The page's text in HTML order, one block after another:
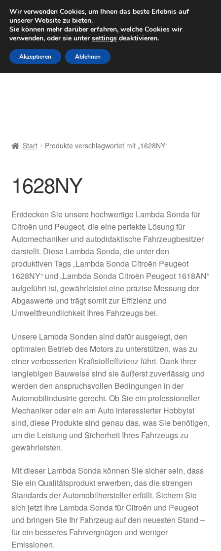
LIEFERUNG ab 6 EUR
Mo–Fr 9–16 Uhr · 0175 7465658
Zur
Navigation
springen
Zum
Inhalt
springen
Datenschutz-Bestimmungen
Impressum
Kasse
Kontakt
Lieferung
Mein Konto
Über uns
Warenkorb
Weltweiter Versand
Zahlungen
Start Produkte verschlagwortet mit „1628NY“
1628NY
Entdecken Sie unsere hochwertige Lambda Sonda für
Citroën und Peugeot, die eine perfekte Lösung für
Automechaniker und autodidaktische Fahrzeugbesitzer
darstellt. Diese Lambda Sonda, die unter den
produktiven Tags „Lambda Sonda Citroën Peugeot
1628NY“ und „Lambda Sonda Citroën Peugeot 1618AN“
aufgeführt ist, gewährleistet eine präzise Messung der
Abgaswerte und trägt somit zur Effizienz und
Umweltfreundlichkeit Ihres Fahrzeugs bei.
Unsere Lambda Sonden sind dafür ausgelegt, den
optimalen Betrieb des Motors zu unterstützen, was zu
einer verbesserten Kraftstoffeffizienz führt. Dank ihrer
langlebigen Bauweise sind sie äußerst zuverlässig und
werden den anspruchsvollen Bedingungen in der
Automobilindustrie gerecht. Ob Sie ein professioneller
Mechaniker oder ein am Auto interessierter Hobbyist
sind, diese Produkte sind genau das, was Sie benötigen,
um die Leistung und Sicherheit Ihres Fahrzeugs zu
gewährleisten.
Mit dieser Lambda Sonda können Sie sicher sein, dass
Sie ein Qualitätsprodukt erwerben, das die strengen
Standards der Automobilhersteller erfüllt. Sichern Sie
sich jetzt Ihre Lambda Sonda für Citroën und Peugeot
und bringen Sie Ihr Fahrzeug auf den neuesten Stand –
für ein besseres Fahrvergnügen und weniger
Emissionen.
Wir verwenden Cookies, um Ihnen das beste Erlebnis auf
unserer Website zu bieten.
Sie können mehr darüber erfahren, welche Cookies wir
verwenden, oder sie untersettings deaktivieren.
Akzeptieren Ablehnen